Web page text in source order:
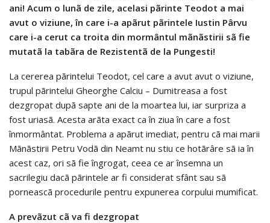
ani! Acum o lunã de zile, acelasi pãrinte Teodot a mai
avut o viziune, în care i-a apãrut pãrintele Iustin Pârvu
care i-a cerut ca troita din mormântul mãnãstirii sã fie
mutatã la tabãra de Rezistentã de la Pungesti!
La cererea pãrintelui Teodot, cel care a avut avut o viziune,
trupul pãrintelui Gheorghe Calciu – Dumitreasa a fost
dezgropat dupã sapte ani de la moartea lui, iar surpriza a
fost uriasã. Acesta arãta exact ca în ziua în care a fost
înmormântat. Problema a apãrut imediat, pentru cã mai marii
Mãnãstirii Petru Vodã din Neamt nu stiu ce hotãrâre sã ia în
acest caz, ori sã fie îngrogat, ceea ce ar însemna un
sacrilegiu dacã pãrintele ar fi considerat sfânt sau sã
porneascã procedurile pentru expunerea corpului mumificat.
A prevãzut cã va fi dezgropat